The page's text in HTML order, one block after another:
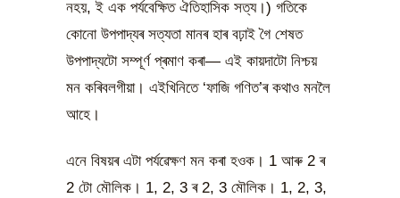
নহয়, ই এক পৰ্যবেক্ষিত ঐতিহাসিক সত্য।) গতিকে
কোনো উপপাদ্যৰ সত্যতা মানৰ হাৰ বঢ়াই গৈ শেষত
উপপাদ্যটো সম্পূৰ্ণ প্ৰমাণ কৰা— এই কায়দাটো নিশ্চয়
মন কৰিবলগীয়া। এইখিনিতে ‘ফাজি গণিত’ৰ কথাও মনলৈ
আহে।
এনে বিষয়ৰ এটা পৰ্যৱেক্ষণ মন কৰা হওক। 1 আৰু 2 ৰ
2 টো মৌলিক। 1, 2, 3 ৰ 2, 3 মৌলিক। 1, 2, 3,